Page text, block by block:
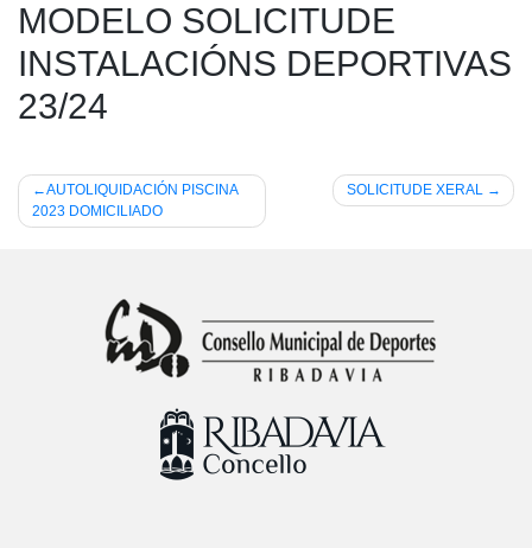
MODELO SOLICITUDE
INSTALACIÓNS DEPORTIVAS
23/24
Navegación
de
AUTOLIQUIDACIÓN PISCINA
2023 DOMICILIADO
SOLICITUDE XERAL